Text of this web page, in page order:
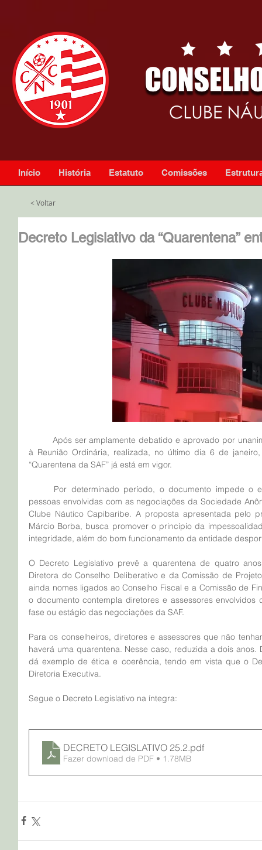
Início História Estatuto Comissões
< Voltar
Decreto Legislativo da “Quarentena”
à Reunião Ordinária, realizada, no último dia 6 de
“Quarentena da SAF” já está em vigor.
pessoas envolvidas com as negociações da Sociedade
Clube Náutico Capibaribe. A proposta apresentada pelo
Márcio Borba, busca promover o princípio da
integridade, além do bom funcionamento da entidade
O Decreto Legislativo prevê a quarentena de quatro
Diretora do Conselho Deliberativo e da Comissão de
ainda nomes ligados ao Conselho Fiscal e a Comissão de
o documento contempla diretores e assessores
fase ou estágio das negociações da SAF.
Para os conselheiros, diretores e assessores que não
haverá uma quarentena. Nesse caso, reduzida a dois anos.
dá exemplo de ética e coerência, tendo em vista que o
Diretoria Executiva.
Segue o Decreto Legislativo na íntegra:
DECRETO LEGISLATIVO 25.2.pdf
Fazer download de PDF • 1.78MB